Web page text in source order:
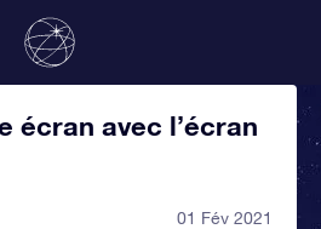
écran avec l’écran
01 Fév 2021